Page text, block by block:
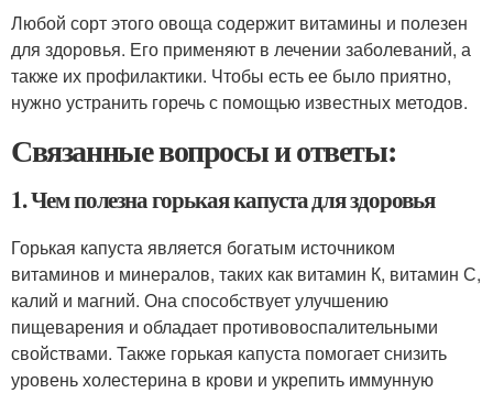
Любой сорт этого овоща содержит витамины и полезен
для здоровья. Его применяют в лечении заболеваний, а
также их профилактики. Чтобы есть ее было приятно,
нужно устранить горечь с помощью известных методов.
Связанные вопросы и ответы:
1. Чем полезна горькая капуста для здоровья
Горькая капуста является богатым источником
витаминов и минералов, таких как витамин К, витамин С,
калий и магний. Она способствует улучшению
пищеварения и обладает противовоспалительными
свойствами. Также горькая капуста помогает снизить
уровень холестерина в крови и укрепить иммунную